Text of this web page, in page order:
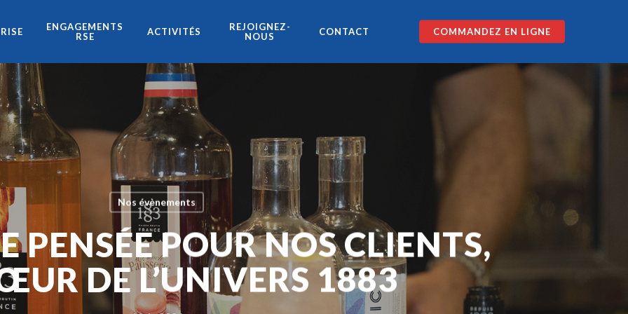
ENGAGEMENTS
RSE
ACTIVITÉS
REJOIGNEZ-
NOUS
CONTACT COMMANDEZ EN LIGNE
Nos évènements
PENSÉE POUR NOS CLIENTS,
DE L’UNIVERS 1883